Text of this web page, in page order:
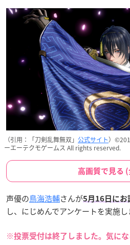
（引用：「刀剣乱舞無双」 公式サイト）
ーエーテクモゲームス All rights reserved.
高画質で見る
声優の鳥海浩輔さんが5月16日にお
し、にじめんでアンケートを実施し
※投票受付は終了しました。気にな